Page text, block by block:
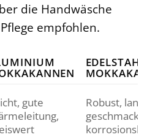
die Handwäsche
empfohlen.
EDELSTAHL
gute
Robust,